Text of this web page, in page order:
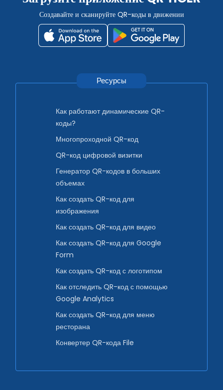
Создавайте и сканируйте QR-коды в движении
Ресурсы
Как работают динамические QR-
коды?
Многопроходной QR-код
QR-код цифровой визитки
Генератор QR-кодов в больших
объемах
Как создать QR-код для
изображения
Как создать QR-код для видео
Как создать QR-код для Google
Form
Как создать QR-код с логотипом
Как отследить QR-код с помощью
Google Analytics
Как создать QR-код для меню
ресторана
Конвертер QR-кода File